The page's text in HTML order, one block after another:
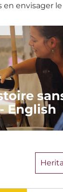
envisager
English